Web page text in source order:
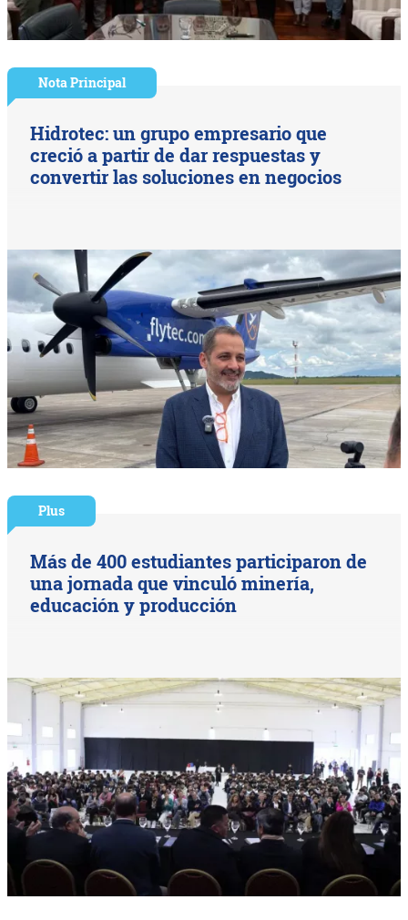
Nota Principal
Hidrotec: un grupo empresario que
creció a partir de dar respuestas y
convertir las soluciones en negocios
Plus
Más de 400 estudiantes participaron de
una jornada que vinculó minería,
educación y producción